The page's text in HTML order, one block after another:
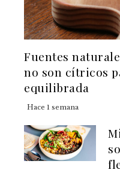
Fuentes
no son cítricos
equilibrada
Hace 1 semana